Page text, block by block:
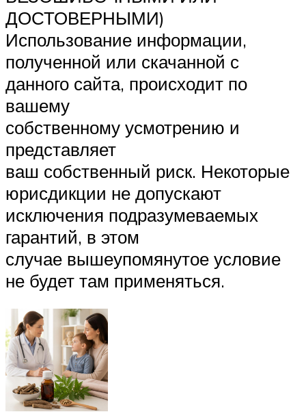
ДОСТОВЕРНЫМИ)
Использование информации,
полученной или скачанной с
данного сайта, происходит по
вашему
собственному усмотрению и
представляет
ваш собственный риск. Некоторые
юрисдикции не допускают
исключения подразумеваемых
гарантий, в этом
случае вышеупомянутое условие
не будет там применяться.